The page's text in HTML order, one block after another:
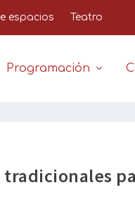
espacios Teatro
Programación